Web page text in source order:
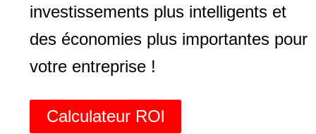
investissements plus intelligents et
des économies plus importantes pour
votre entreprise !
Calculateur ROl